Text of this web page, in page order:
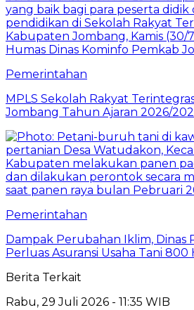
Pemerintahan
MPLS Sekolah Rakyat
Jombang Tahun Ajaran 2026/
Pemerintahan
Dampak Perubahan Iklim, Dinas
Perluas Asuransi Usaha Tani 800
Berita Terkait
Rabu, 29 Juli 2026 - 11:35 WIB